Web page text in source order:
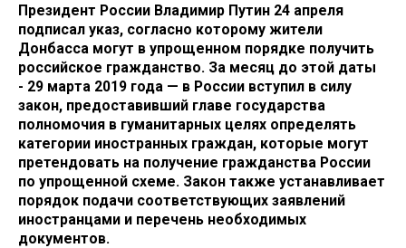
Президент России Владимир Путин 24 апреля
подписал указ, согласно которому жители
Донбасса могут в упрощенном порядке получить
российское гражданство. За месяц до этой даты
- 29 марта 2019 года — в России вступил в силу
закон, предоставивший главе государства
полномочия в гуманитарных целях определять
категории иностранных граждан, которые могут
претендовать на получение гражданства России
по упрощенной схеме. Закон также устанавливает
порядок подачи соответствующих заявлений
иностранцами и перечень необходимых
документов.